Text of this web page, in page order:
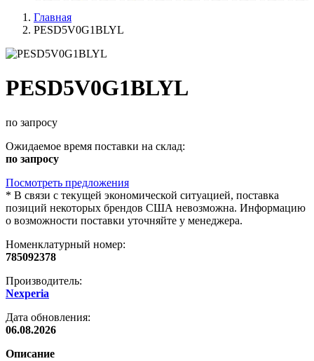
Главная
PESD5V0G1BLYL
PESD5V0G1BLYL
по запросу
Ожидаемое время поставки на склад:
по запросу
Посмотреть предложения
* В связи с текущей экономической ситуацией, поставка
позиций некоторых брендов США невозможна. Информацию
о возможности поставки уточняйте у менеджера.
Номенклатурный номер:
785092378
Производитель:
Nexperia
Дата обновления:
06.08.2026
Описание